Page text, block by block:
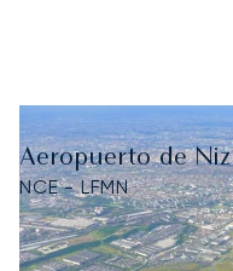
Aeropuerto de
NCE - LFMN